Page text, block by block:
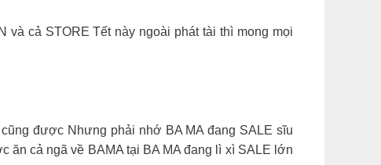
cả STORE Tết này ngoài phát tài thì mong mọi
được Nhưng phải nhớ BA MA đang SALE sĩu
ăn cả ngã về BAMA tại BA MA đang lì xì SALE lớn